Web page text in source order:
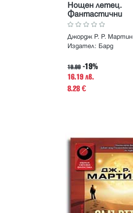
Нощен летец.
Фантастични
разкази и новели
Джордж Р. Р. Мартин
Издател: Бард
19.99 -19%
16.19 лв.
8.28€